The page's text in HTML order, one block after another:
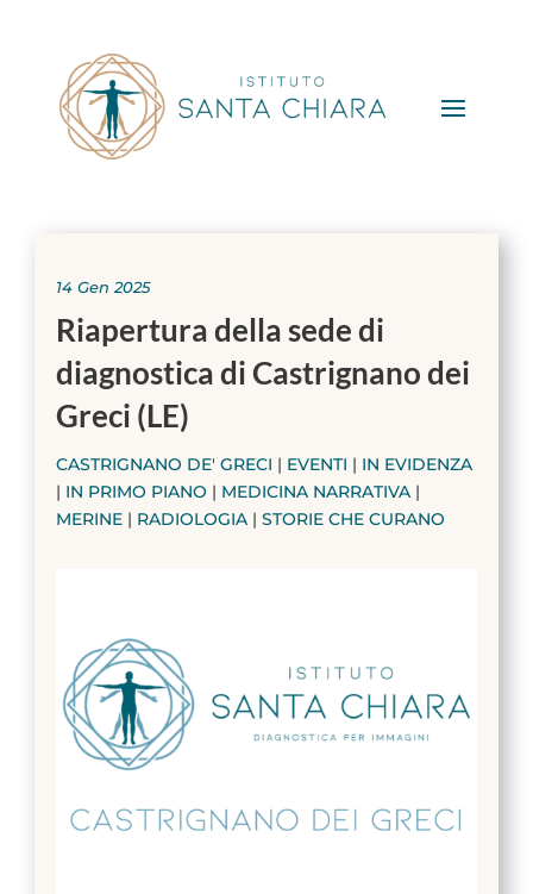
14 Gen 2025
Riapertura della sede di
diagnostica di Castrignano dei
Greci (LE)
CASTRIGNANO DE' GRECI | EVENTI | IN EVIDENZA
| IN PRIMO PIANO | MEDICINA NARRATIVA|
MERINE| RADIOLOGIA| STORIE CHE CURANO